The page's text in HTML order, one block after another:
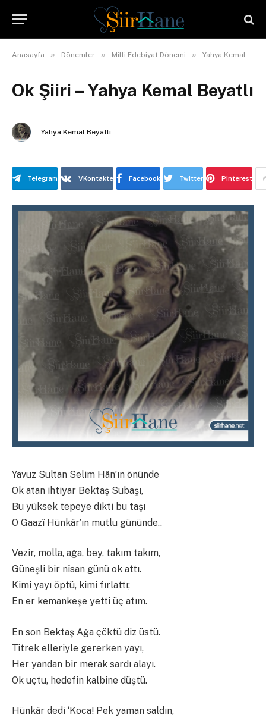
Anasayfa » Dönemler » Milli Edebiyat Dönemi » Yahya Kemal Beyatlı
Ok Şiiri – Yahya Kemal Beyatlı
-Yahya Kemal Beyatlı
Telegram VKontakte Facebook Twitter Pinterest
Yavuz Sultan Selim Hân’ın önünde
Ok atan ihtiyar Bektaş Subaşı,
Bu yüksek tepeye dikti bu taşı
O Gaazî Hünkâr’ın mutlu gününde..
Vezir, molla, ağa, bey, takım takım,
Güneşli bir nîsan günü ok attı.
Kimi yayı öptü, kimi fırlattı;
En er kemankeşe yetti üç atım.
En son Bektaş Ağa çöktü diz üstü.
Titrek elleriyle gererken yayı,
Her yandan bir merak sardı alayı.
Ok uçtu, hedefin kalbine düştü.
Hünkâr dedi ‘Koca! Pek yaman saldın,